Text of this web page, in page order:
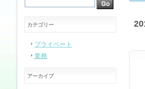
カテゴリー
プライベート
業務
アーカイブ